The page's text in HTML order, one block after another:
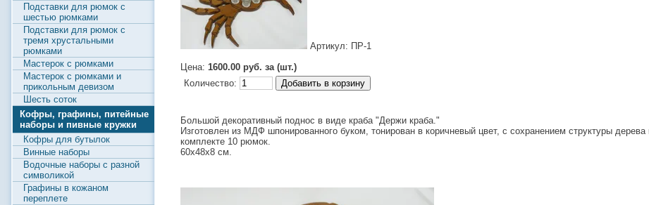
Артикул: ПР-1
Цена: 1600.00 руб. за (шт.)
Количество:
Большой декоративный поднос в виде краба "Держи краба."
Изготовлен из МДФ шпонированного буком, тонирован в коричневый цвет, с сохранением структуры
комплекте 10 рюмок.
60х48х8 см.
Подставки для рюмок с
шестью рюмками
Подставки для рюмок с
тремя хрустальными
рюмками
Мастерок с рюмками
Мастерок с рюмками и
прикольным девизом
Шесть соток
Кофры, графины, питейные
наборы и пивные кружки
Кофры для бутылок
Винные наборы
Водочные наборы с разной
символикой
Графины в кожаном
переплете